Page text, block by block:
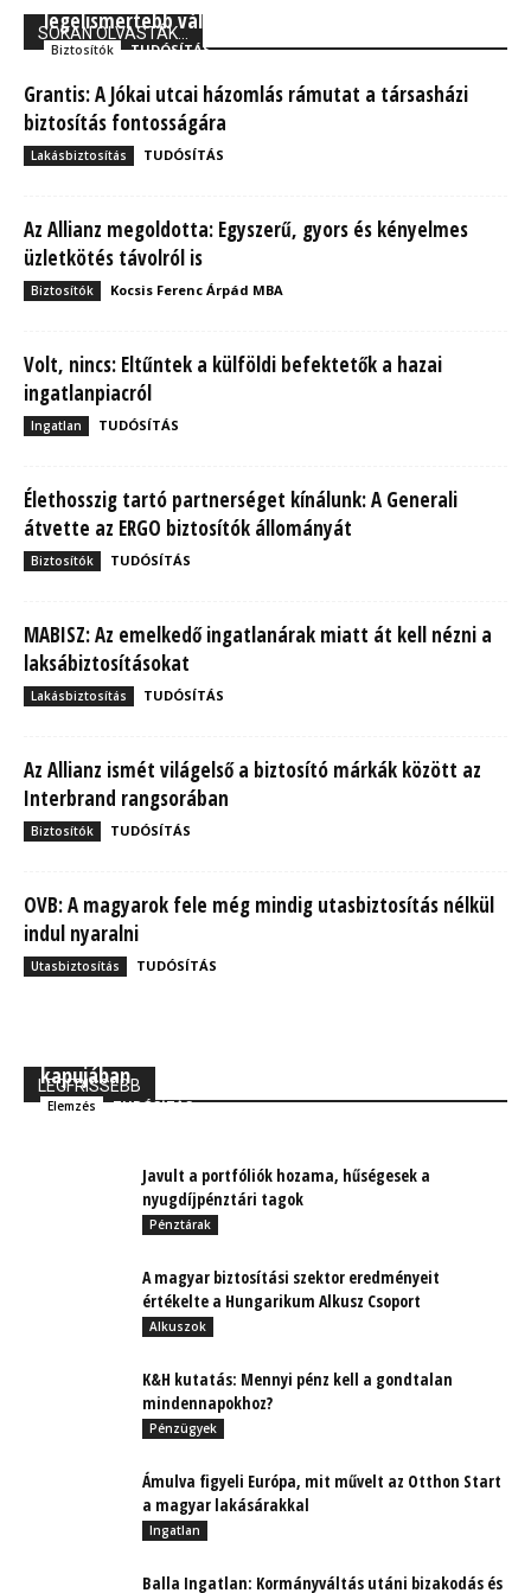
SOKAN OLVASTÁK...
legelismertebb vállalata között
Biztosítók TUDÓSÍTÁS
Grantis: A Jókai utcai házomlás rámutat a társasházi
biztosítás fontosságára
Lakásbiztosítás TUDÓSÍTÁS
Az Allianz megoldotta: Egyszerű, gyors és kényelmes
üzletkötés távolról is
Biztosítók Kocsis Ferenc Árpád MBA
Volt, nincs: Eltűntek a külföldi befektetők a hazai
ingatlanpiacról
Ingatlan TUDÓSÍTÁS
Élethosszig tartó partnerséget kínálunk: A Generali
átvette az ERGO biztosítók állományát
Biztosítók TUDÓSÍTÁS
MABISZ: Az emelkedő ingatlanárak miatt át kell nézni a
laksábiztosításokat
Lakásbiztosítás TUDÓSÍTÁS
Az Allianz ismét világelső a biztosító márkák között az
Interbrand rangsorában
Biztosítók TUDÓSÍTÁS
OVB: A magyarok fele még mindig utasbiztosítás nélkül
indul nyaralni
Utasbiztosítás TUDÓSÍTÁS
LEGFRISSEBB
kapujában
Elemzés TUDÓSÍTÁS
Javult a portfóliók hozama, hűségesek a
nyugdíjpénztári tagok
Pénztárak
A magyar biztosítási szektor eredményeit
értékelte a Hungarikum Alkusz Csoport
Alkuszok
K&H kutatás: Mennyi pénz kell a gondtalan
mindennapokhoz?
Pénzügyek
Ámulva figyeli Európa, mit művelt az Otthon Start
a magyar lakásárakkal
Ingatlan
Balla Ingatlan: Kormányváltás utáni bizakodás és